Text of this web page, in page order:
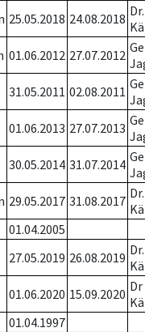
25.05.2018 24.08.2018
01.06.2012 27.07.2012
31.05.2011 02.08.2011
01.06.2013 27.07.2013
30.05.2014 31.07.2014
29.05.2017 31.08.2017
01.04.2005
27.05.2019 26.08.2019
01.06.2020 15.09.2020
01.04.1997